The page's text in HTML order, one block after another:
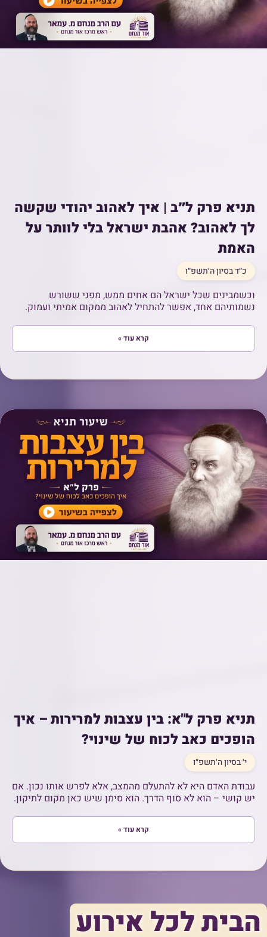
תניא פרק ל״ב | איך לאהוב יהודי שקשה
לך לאהוב? אהבת ישראל בלי לוותר על
האמת
כ״ד בסיון ה׳תשפ״ו
וכשמבינים שכל ישראל הם אחים ממש, מפני ששורש
נשמותיהם אחד, אפשר להתחיל לאהוב ממקום אמיתי ועמוק.
קרא עוד »
תניא פרק ל"א: בין עצבות למרירות – איך
הופכים כאב לכוח של שינוי?
י׳ בסיון ה׳תשפ״ו
עבודת האדם היא לא להתעלם מהמצב, אלא לפרש אותו נכון. אם
יש קושי – הוא לא סוף הדרך. הוא סימן שיש כאן מקום לתיקון.
קרא עוד »
הבית לכל אירוע